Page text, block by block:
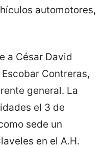
automotores,
a César David
Contreras,
general. La
el 3 de
sede un
en el A.H.